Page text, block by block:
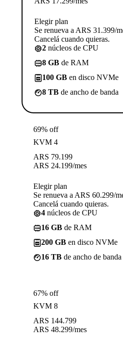
Elegir plan
Se renueva a ARS 31.399/
Cancelá cuando quieras.
2 núcleos de CPU
8 GB de RAM
100 GB en disco NVMe
8 TB de ancho de banda
69% off
KVM 4
ARS 79.199
ARS 24.199/mes
Elegir plan
Se renueva a ARS 60.299/
Cancelá cuando quieras.
4 núcleos de CPU
16 GB de RAM
200 GB en disco NVMe
16 TB de ancho de banda
67% off
KVM 8
ARS 144.799
ARS 48.299/mes